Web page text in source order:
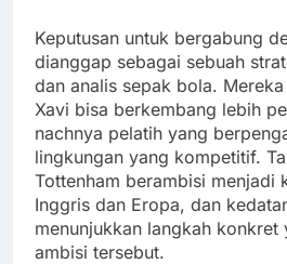
Keputusan untuk bergabung
dianggap sebagai sebuah
dan analis sepak bola.
Xavi bisa berkembang lebih
nachnya pelatih yang
lingkungan yang kompetitif.
Tottenham berambisi menjadi
Inggris dan Eropa, dan
menunjukkan langkah konkret
ambisi tersebut.